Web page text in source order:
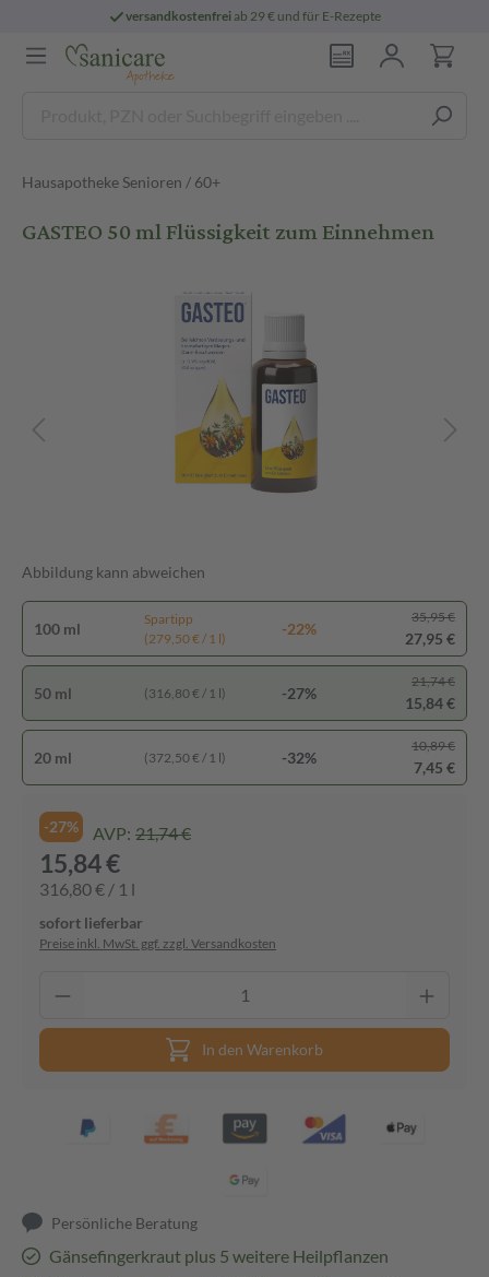
versandkostenfreiab 29 € und für E-Rezepte
Hausapotheke Senioren / 60+
GASTEO 50 ml Flüssigkeit zum Einnehmen
Abbildung kann abweichen
100 ml
Spartipp
(279,50 € / 1 l)
-22%
35,95 €
27,95 €
50 ml (316,80 € / 1 l) -27%
21,74 €
15,84 €
20 ml (372,50 € / 1 l) -32%
10,89 €
7,45 €
-27% AVP: 21,74 €
15,84 €
316,80 € / 1 l
sofort lieferbar
Preise inkl. MwSt. ggf. zzgl. Versandkosten
In den Warenkorb
Persönliche Beratung
Gänsefingerkraut plus 5 weitere Heilpflanzen